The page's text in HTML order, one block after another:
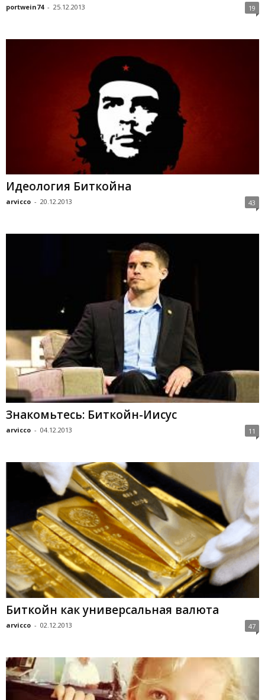
portwein74 - 25.12.2013 19
Идеология Биткойна
arvicco - 20.12.2013 43
Знакомьтесь: Биткойн-Иисус
arvicco - 04.12.2013 11
Биткойн как универсальная валюта
arvicco - 02.12.2013 47